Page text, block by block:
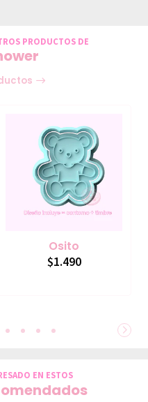
PRODUCTOS DE
Osito
$1.490
EN ESTOS